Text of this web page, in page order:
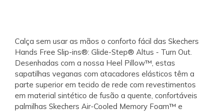
Calça sem usar as mãos o conforto fácil das Skechers
Hands Free Slip-ins®: Glide-Step® Altus - Turn Out.
Desenhadas com a nossa Heel Pillow™, estas
sapatilhas veganas com atacadores elásticos têm a
parte superior em tecido de rede com revestimentos
em material sintético de fusão a quente, confortáveis
palmilhas Skechers Air-Cooled Memory Foam™ e